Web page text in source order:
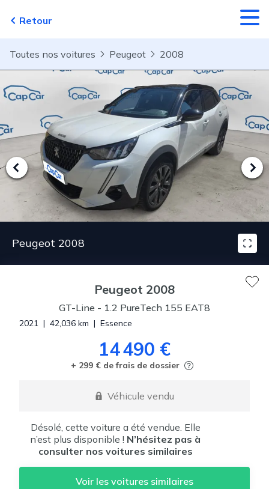
Retour
Toutes nos voitures Peugeot 2008
Peugeot 2008
Peugeot 2008
GT-Line - 1.2 PureTech 155 EAT8
2021 | 42,036 km | Essence
14 490 €
+ 299 € de frais de dossier
Véhicule vendu
Désolé, cette voiture a été vendue. Elle
n’est plus disponible ! N’hésitez pas à
consulter nos voitures similaires
Voir les voitures similaires